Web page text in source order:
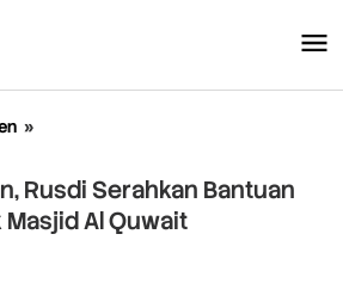
»
Rusdi
Serahkan
Bantuan
Rusdi Serahkan Bantuan
Al Quwait